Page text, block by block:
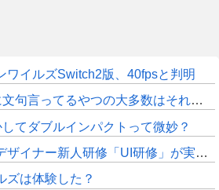
ワイルズSwitch2版、40fpsと判明
大多数はそれしてないだけの雑魚だから聞く耳持つだけムダよ
てダブルインパクトって微妙？
新人研修「UI研修」が実装まで進みました！
ズは体験した？